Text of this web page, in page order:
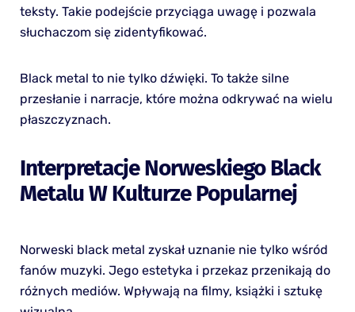
teksty. Takie podejście przyciąga uwagę i pozwala
słuchaczom się zidentyfikować.
Black metal to nie tylko dźwięki. To także silne
przesłanie i narracje, które można odkrywać na wielu
płaszczyznach.
Interpretacje Norweskiego Black
Metalu W Kulturze Popularnej
Norweski black metal zyskał uznanie nie tylko wśród
fanów muzyki. Jego estetyka i przekaz przenikają do
różnych mediów. Wpływają na filmy, książki i sztukę